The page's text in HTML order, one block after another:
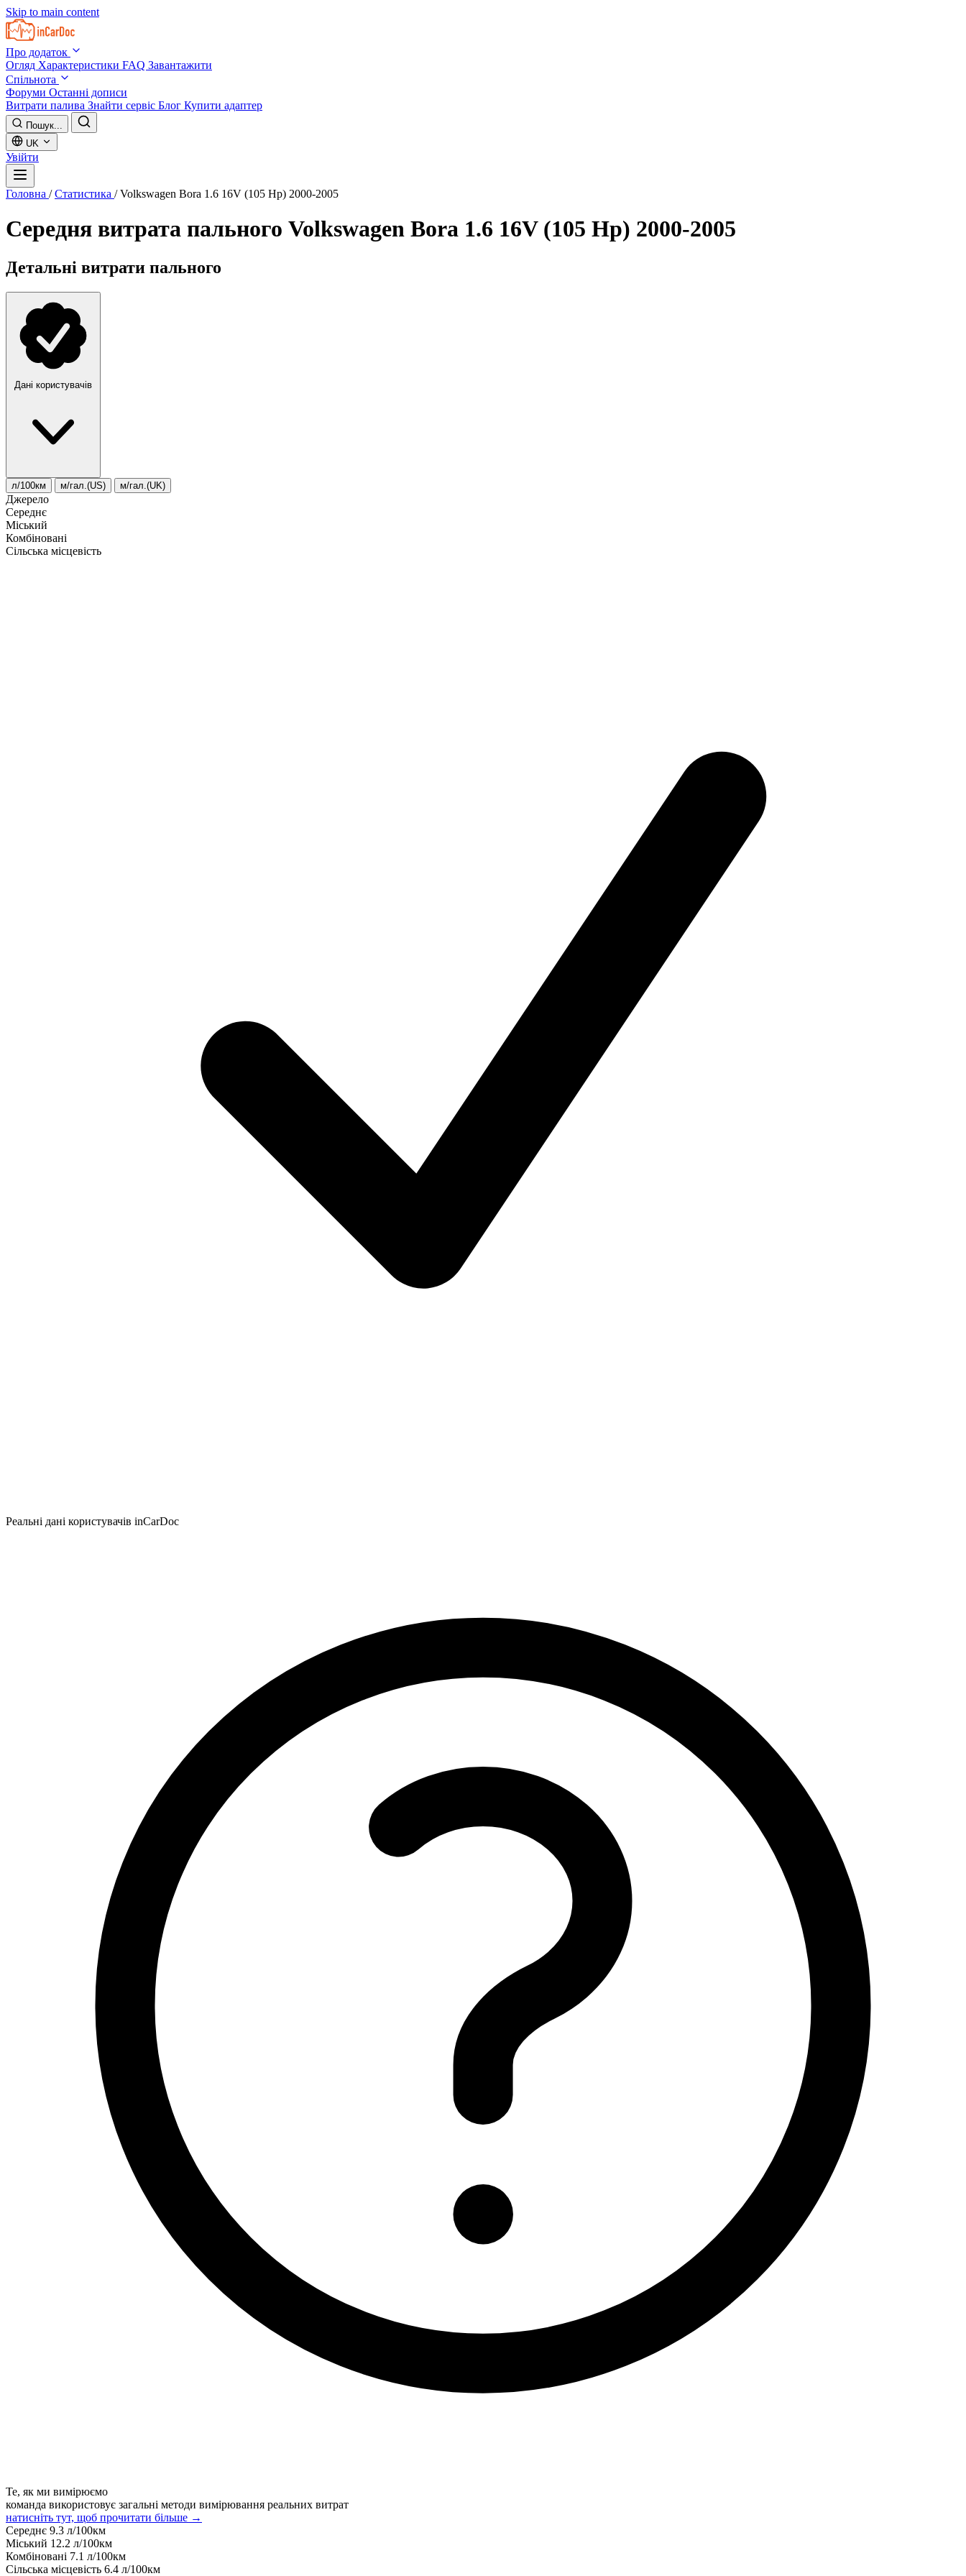
Skip to main content
Про додаток
Огляд Характеристики FAQ Завантажити
Спільнота
Форуми Останні дописи
Витрати палива Знайти сервіс Блог Купити адаптер
Пошук...
UK
Увійти
Головна / Статистика / Volkswagen Bora 1.6 16V (105 Hp) 2000-2005
Середня витрата пального Volkswagen Bora 1.6 16V (105 Hp) 2000-2005
Детальні витрати пального
Дані користувачів
л/100км м/гал.(US) м/гал.(UK)
Джерело
Середнє
Міський
Комбіновані
Сільська місцевість
Реальні дані користувачів inCarDoc
Те, як ми вимірюємо
команда використовує загальні методи вимірювання реальних витрат
натисніть тут, щоб прочитати більше →
Середнє 9.3 л/100км
Міський 12.2 л/100км
Комбіновані 7.1 л/100км
Сільська місцевість 6.4 л/100км